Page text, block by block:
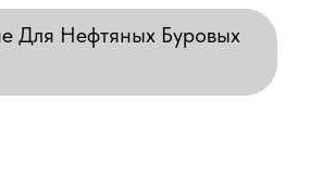
Для Нефтяных Буровых